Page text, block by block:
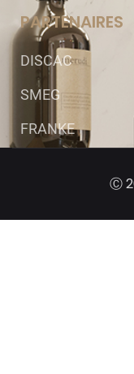
PARTENAIRES
DISCAC
SMEG
FRANKE
Ⓒ